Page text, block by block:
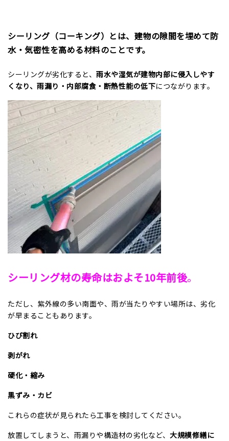
シーリング（コーキング）とは、建物の隙間を埋めて防
水・気密性を高める材料のことです。
シーリングが劣化すると、 雨水や湿気が建物内部に侵入しやす
くなり、雨漏り・内部腐食・断熱性能の低下につながります。
シーリング材の寿命はおよそ10年前後。
ただし、紫外線の多い南面や、雨が当たりやすい場所は、劣化
が早まることもあります。
ひび割れ
剥がれ
硬化・縮み
黒ずみ・カビ
これらの症状が見られたら工事を検討してください。
放置してしまうと、雨漏りや構造材の劣化など、 大規模修繕に